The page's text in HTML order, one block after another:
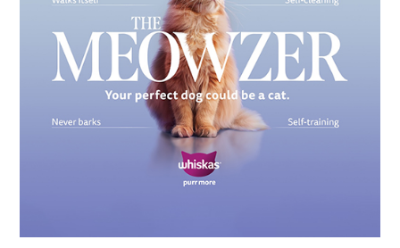
БИЗНЕС И
ТЕХНОЛОГИИ
ФЕСТИВАЛИ
ФОТОГРАФИЯ
ИСТОРИИ БРЕНДОВ